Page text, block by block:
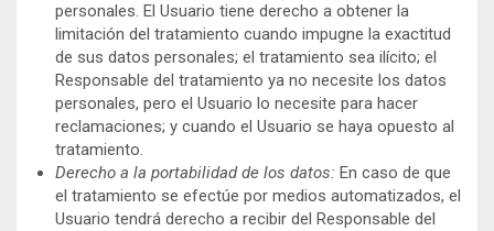
personales. El Usuario tiene derecho a obtener la
limitación del tratamiento cuando impugne la exactitud
de sus datos personales; el tratamiento sea ilícito; el
Responsable del tratamiento ya no necesite los datos
personales, pero el Usuario lo necesite para hacer
reclamaciones; y cuando el Usuario se haya opuesto al
tratamiento.
Derecho a la portabilidad de los datos: En caso de que
el tratamiento se efectúe por medios automatizados, el
Usuario tendrá derecho a recibir del Responsable del